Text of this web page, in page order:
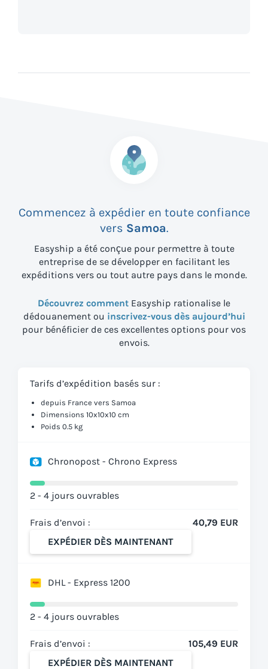
Commencez à expédier en toute confiance
vers Samoa.
Easyship a été conçue pour permettre à toute
entreprise de se développer en facilitant les
expéditions vers ou tout autre pays dans le monde.
Découvrez comment Easyship rationalise le
dédouanement ou inscrivez-vous dès aujourd’hui
pour bénéficier de ces excellentes options pour vos
envois.
Tarifs d’expédition basés sur :
depuis France vers Samoa
Dimensions 10x10x10 cm
Poids 0.5 kg
Chronopost - Chrono Express
2 - 4 jours ouvrables
Frais d’envoi :
40,79 EUR
EXPÉDIER DÈS MAINTENANT
DHL - Express 1200
2 - 4 jours ouvrables
Frais d’envoi :
105,49 EUR
EXPÉDIER DÈS MAINTENANT